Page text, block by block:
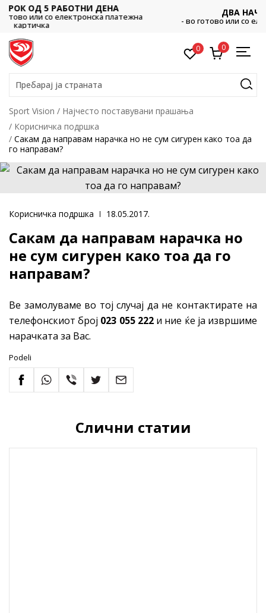
ДВА НАЧИНА НА ПЛАЌАЊЕ
- во готово или со електронска платежна
0 0
Пребарај ја страната
Sport Vision
Најчестo поставувани прашања
Корисничка подршка
Сакам да направам нарачка но не сум сигурен како тоа да
го направам?
Корисничка подршка 18.05.2017.
Сакам да направам нарачка но
не сум сигурен како тоа да го
направам?
Ве замолуваме во тој случај да не контактирате на
телефонскиот број 023 055 222и ние ќе ја извршиме
нарачката за Вас.
Podeli
Слични статии